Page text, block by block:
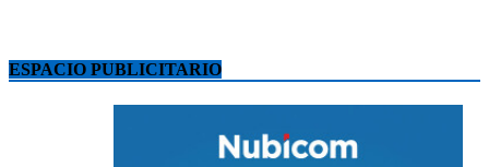
ESPACIO PUBLICITARIO